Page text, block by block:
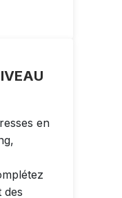
en
des